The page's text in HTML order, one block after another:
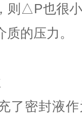
则△P也很
的压力。
了密封液